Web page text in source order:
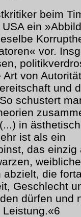
beim
ein
vor.
von
und
schustert
in
ist als ein
das einzig
die
Geschlecht
dürfen und